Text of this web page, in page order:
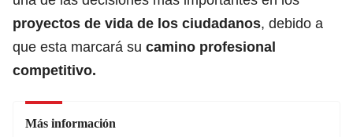
proyectos de vida de los ciudadanos, debido a
que esta marcará su camino profesional
competitivo.
Más información